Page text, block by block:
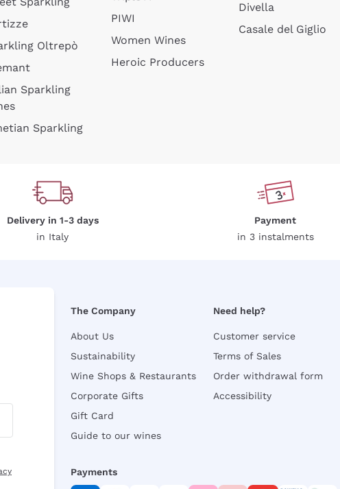
Oltrepò
Sparkling
Sparkling
PIWI
Women Wines
Heroic Producers
Divella
Casale del Giglio
Delivery in 1-3 days
in Italy
Payment
in 3 instalments
The Company
About Us
Sustainability
Wine Shops & Restaurants
Corporate Gifts
Gift Card
Guide to our wines
Need help?
Customer service
Terms of Sales
Order withdrawal form
Accessibility
Payments